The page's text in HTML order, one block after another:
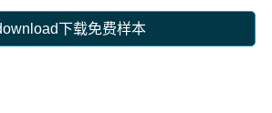
下载免费样本